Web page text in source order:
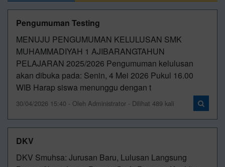
Pengumuman Testing
MENUJU PENGUMUMAN KELULUSAN SMK
MUHAMMADIYAH 1 AJIBARANGTAHUN
PELAJARAN 2025/2026 Pengumuman kelulusan
akan dibuka pada: Senin, 4 Mei 2026 Pukul 16.00
WIB Harap siswa menunggu dengan t
30/04/2026 15:40 - Oleh Administrator - Dilihat 489 kali
DKV
DKV Smuhsa: Jurusan Baru, Lulusan Langsung